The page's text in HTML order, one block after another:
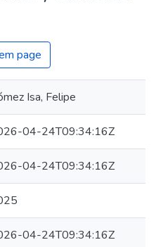
page
Isa, Felipe
04-24T09:34:16Z
04-24T09:34:16Z
04-24T09:34:16Z